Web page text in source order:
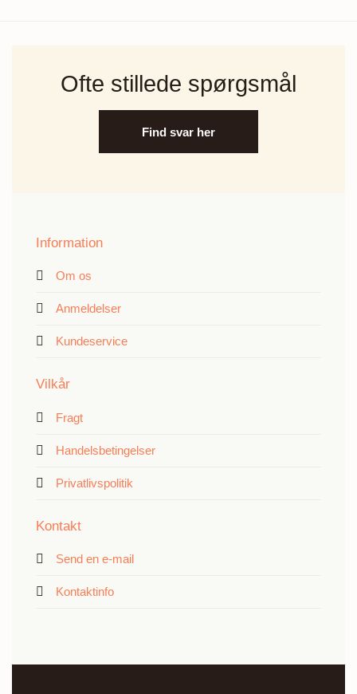
Ofte stillede spørgsmål
Find svar her
Information
Om os
Anmeldelser
Kundeservice
Vilkår
Fragt
Handelsbetingelser
Privatlivspolitik
Kontakt
Send en e-mail
Kontaktinfo